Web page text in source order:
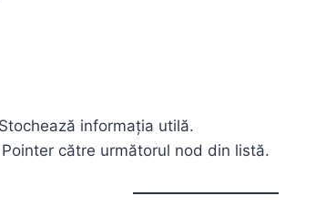
informația utilă.
către următorul nod din listă.